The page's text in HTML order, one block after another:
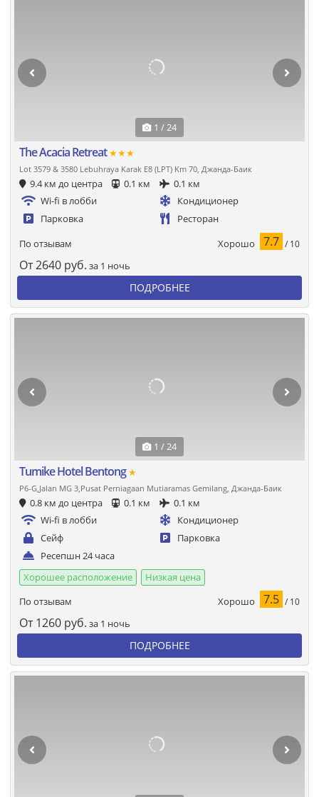
1 / 24
The Acacia Retreat★★★
Lot 3579 & 3580 Lebuhraya Karak E8 (LPT) Km 70, Джанда-Баик
9.4 км до центра 0.1 км
0.1 км
Wi-fi в лобби
Кондиционер
Парковка
Ресторан
По отзывам Хорошо 7.7 / 10
От2640 руб. за 1 ночь
ПОДРОБНЕЕ
1 / 24
Tumike Hotel Bentong★
P6-G,Jalan MG 3,Pusat Perniagaan Mutiaramas Gemilang, Джанда-Баик
0.8 км до центра 0.1 км
0.1 км
Wi-fi в лобби
Кондиционер
Сейф
Парковка
Ресепшн 24 часа
Хорошее расположение
Низкая цена
По отзывам
Хорошо 7.5 / 10
От 1260 руб. за 1 ночь
ПОДРОБНЕЕ